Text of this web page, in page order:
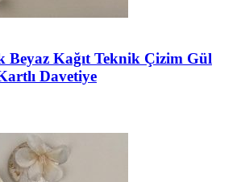
Beyaz Kağıt Teknik Çizim Gül
Davetiye